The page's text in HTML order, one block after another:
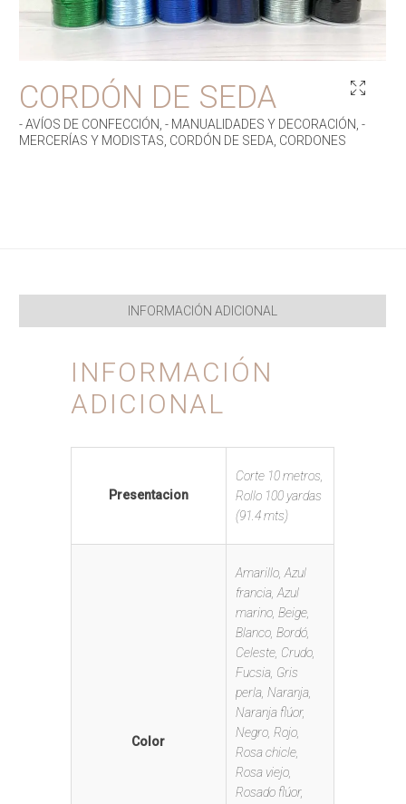
CORDÓN DE SEDA
- AVÍOS DE CONFECCIÓN ,- MANUALIDADES Y DECORACIÓN ,-
MERCERÍAS Y MODISTAS CORDÓN DE SEDA CORDONES
INFORMACIÓN ADICIONAL
INFORMACIÓN
ADICIONAL
Presentacion
Corte 10 metros,
Rollo 100 yardas
(91.4 mts)
Color
Amarillo, Azul
francia, Azul
marino, Beige,
Blanco, Bordó,
Celeste, Crudo,
Fucsia, Gris
perla, Naranja,
Naranja flúor,
Negro, Rojo,
Rosa chicle,
Rosa viejo,
Rosado flúor,